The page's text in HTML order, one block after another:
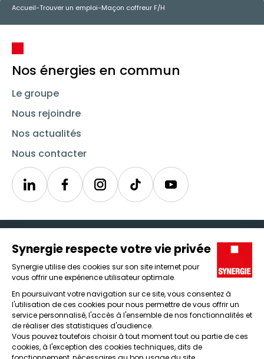
Accueil-Trouver un emploi-Maçon coffreur F/H
Nos énergies en commun
Le groupe
Nous rejoindre
Nos actualités
Nous contacter
LinkedinSynergieInstagramTikTok Youtube
Icône d'illustration
Candidats
Entreprises
Icône d'illustration
Nos agences
Icône d'illustration
Conditions générales d'utilisation et mentions légales
Protection des données